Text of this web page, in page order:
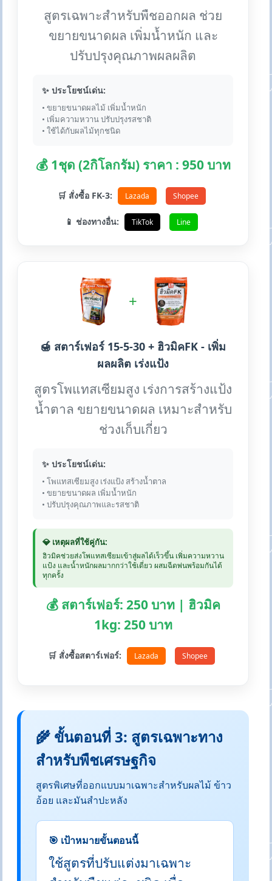
สูตรเฉพาะสำหรับพืชออกผล ช่วย
ขยายขนาดผล เพิ่มน้ำหนัก และ
ปรับปรุงคุณภาพผลผลิต
✨ ประโยชน์เด่น:
• ขยายขนาดผลไม้ เพิ่มน้ำหนัก
• เพิ่มความหวาน ปรับปรุงรสชาติ
• ใช้ได้กับผลไม้ทุกชนิด
💰 1ชุด (2กิโลกรัม) ราคา : 950 บาท
🛒 สั่งซื้อ FK-3: Lazada Shopee
📱 ช่องทางอื่น: TikTok Line
+
🍯 สตาร์เฟอร์ 15-5-30 + ฮิวมิคFK - เพิ่ม
ผลผลิต เร่งแป้ง
สูตรโพแทสเซียมสูง เร่งการสร้างแป้ง
น้ำตาล ขยายขนาดผล เหมาะสำหรับ
ช่วงเก็บเกี่ยว
✨ ประโยชน์เด่น:
• โพแทสเซียมสูง เร่งแป้ง สร้างน้ำตาล
• ขยายขนาดผล เพิ่มน้ำหนัก
• ปรับปรุงคุณภาพและรสชาติ
💎 เหตุผลที่ใช้คู่กัน:
ฮิวมิคช่วยส่งโพแทสเซียมเข้าสู่ผลได้เร็วขึ้น เพิ่มความหวาน
แป้ง และน้ำหนักผลมากกว่าใช้เดี่ยว ผสมฉีดพ่นพร้อมกันได้
ทุกครั้ง
💰 สตาร์เฟอร์: 250 บาท | ฮิวมิค
1kg: 250 บาท
🛒 สั่งซื้อสตาร์เฟอร์: Lazada Shopee
🌾 ขั้นตอนที่ 3: สูตรเฉพาะทาง
สำหรับพืชเศรษฐกิจ
สูตรพิเศษที่ออกแบบมาเฉพาะสำหรับผลไม้ ข้าว
อ้อย และมันสำปะหลัง
🎯 เป้าหมายขั้นตอนนี้
ใช้สูตรที่ปรับแต่งมาเฉพาะ